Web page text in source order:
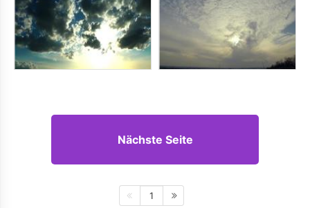
Nächste Seite
1